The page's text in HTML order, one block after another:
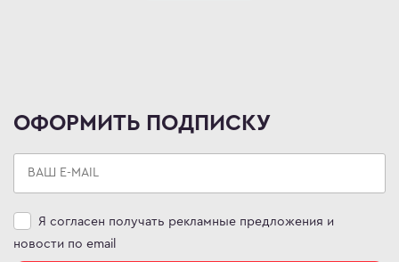
ОФОРМИТЬ ПОДПИСКУ
Я согласен получать рекламные предложения и
новости по email